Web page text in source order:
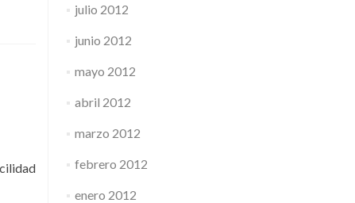
julio 2012
junio 2012
mayo 2012
abril 2012
marzo 2012
febrero 2012
enero 2012